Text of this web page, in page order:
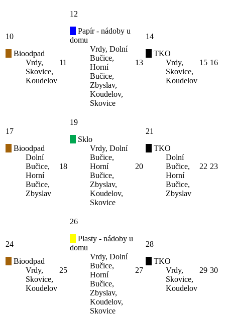
10
Bioodpad
Vrdy,
Skovice,
Koudelov
11
12
Papír - nádoby u
domu
Vrdy, Dolní
Bučice,
Horní
Bučice,
Zbyslav,
Koudelov,
Skovice
13
14
TKO
Vrdy,
Skovice,
Koudelov
15 16
17
Bioodpad
Dolní
Bučice,
Horní
Bučice,
Zbyslav
18
19
Sklo
Vrdy, Dolní
Bučice,
Horní
Bučice,
Zbyslav,
Koudelov,
Skovice
20
21
TKO
Dolní
Bučice,
Horní
Bučice,
Zbyslav
22 23
24
Bioodpad
Vrdy,
Skovice,
Koudelov
25
26
Plasty - nádoby u
domu
Vrdy, Dolní
Bučice,
Horní
Bučice,
Zbyslav,
Koudelov,
Skovice
27
28
TKO
Vrdy,
Skovice,
Koudelov
29 30